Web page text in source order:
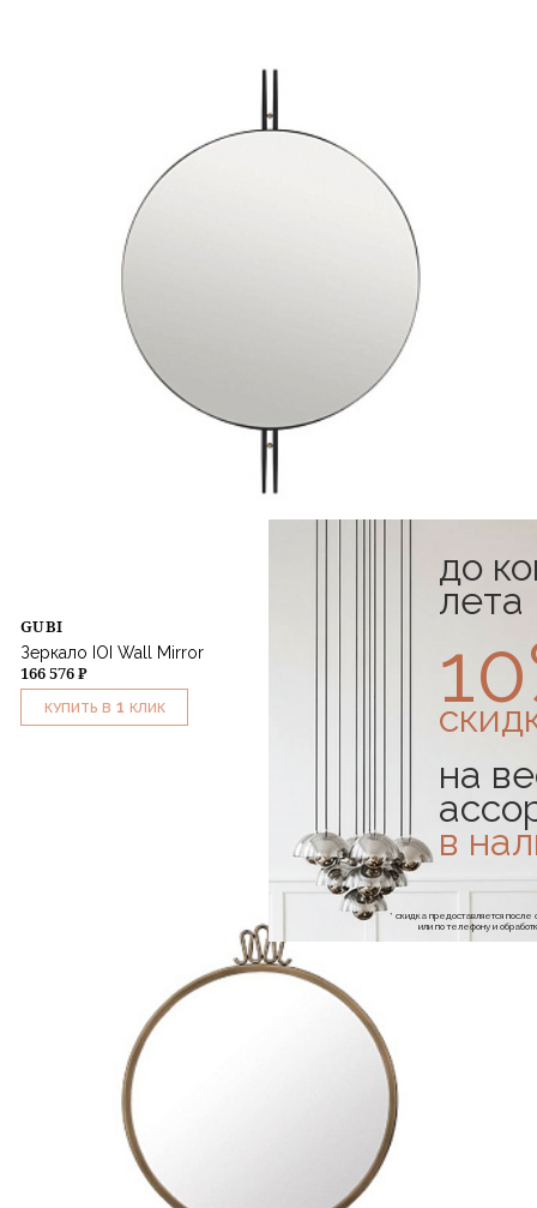
GUBI
Зеркало IOI Wall Mirror
166 576 ₽
КУПИТЬ В 1 КЛИК
до
лета
на
в
* скидка предоставляется
или по телефону и